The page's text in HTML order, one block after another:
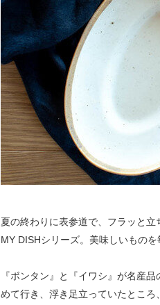
夏の終わりに表参道で、フラッと
MY DISHシリーズ。美味しいもの
『ボンタン』と『イワシ』が名産
めて行き、浮き足立っていたとこ